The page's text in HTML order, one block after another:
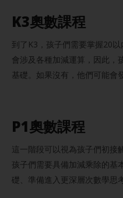
K3奧數課程
到了K3，孩子們需要掌握20
會涉及各種加減運算，因此，
基礎。如果沒有，他們可能會
P1奧數課程
這一階段可以視為孩子們初接
孩子們需要具備加減乘除的基
礎、準備進入更深層次數學思